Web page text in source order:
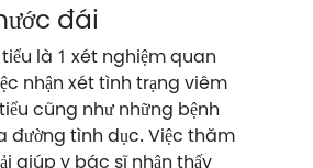
đái
là 1 xét nghiệm quan
nhận xét tình trạng viêm
cũng như những bệnh
đường tình dục. Việc thăm
giúp y bác sĩ nhận thấy